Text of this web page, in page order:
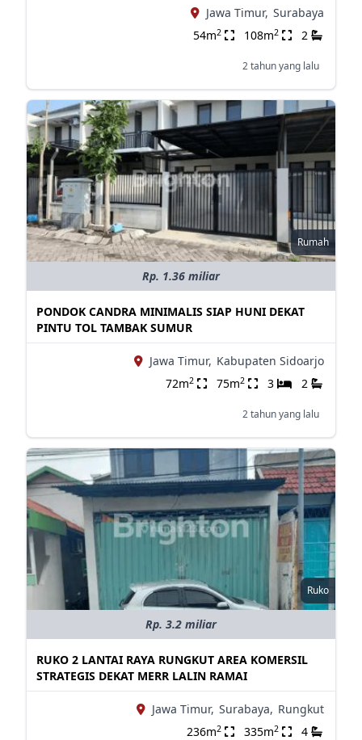
Jawa Timur, Surabaya
54m2 108m2 2
2 tahun yang lalu
Rumah
Rp. 1.36 miliar
PONDOK CANDRA MINIMALIS SIAP HUNI DEKAT
PINTU TOL TAMBAK SUMUR
Jawa Timur, Kabupaten Sidoarjo
72m2 75m2 3 2
2 tahun yang lalu
Ruko
Rp. 3.2 miliar
RUKO 2 LANTAI RAYA RUNGKUT AREA KOMERSIL
STRATEGIS DEKAT MERR LALIN RAMAI
Jawa Timur, Surabaya, Rungkut
236m2 335m2 4